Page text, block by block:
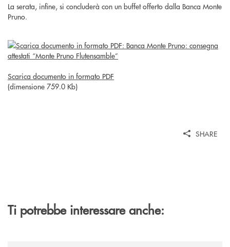
La serata, infine, si concluderà con un buffet offerto dalla Banca Monte
Pruno.
Scarica documento in formato PDF
(dimensione 759.0 Kb)
SHARE
Ti potrebbe interessare anche: